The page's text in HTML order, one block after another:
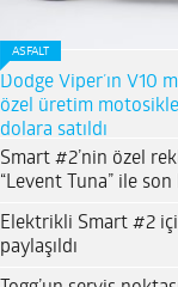
ASFALT
Dodge Viper’ın V10
özel üretim
dolara satıldı
Smart #2’nin özel
“Levent Tuna” ile
Elektrikli Smart #2
paylaşıldı